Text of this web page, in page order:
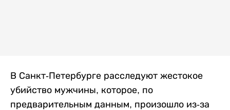
В Санкт-Петербурге расследуют жестокое
убийство мужчины, которое, по
предварительным данным, произошло из-за